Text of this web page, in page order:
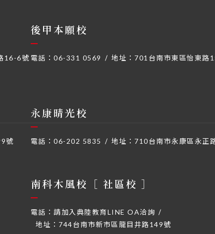
16-6號
後甲本願校
電話：06-331 0569 地址： 701台南市東區怡東路
號
永康晴光校
電話：06-202 5835 地址： 710台南市永康區永正
南科木風校［ 社區校 ］
電話： 請加入典陸教育LINE OA洽詢
地址： 744台南市新市區龍目井路149號